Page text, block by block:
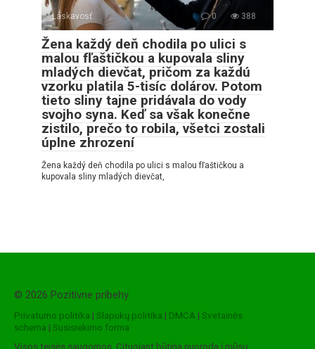
Láskavosť 0 388
Žena každý deň chodila po ulici s
malou fľaštičkou a kupovala sliny
mladých dievčat, pričom za každú
vzorku platila 5-tisíc dolárov. Potom
tieto sliny tajne pridávala do vody
svojho syna. Keď sa však konečne
zistilo, prečo to robila, všetci zostali
úplne zhrození
Žena každý deň chodila po ulici s malou fľaštičkou a
kupovala sliny mladých dievčat,
© 2026 Pozitívne príbehy
Privatumo politika | Slapukų politika | DMCA | Svetainės
schema | Susisiekimo forma
Visos teisės saugomos. Cituojant būtina nuoroda į mūsų